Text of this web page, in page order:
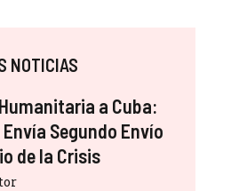
NOTICIAS
a Cuba:
Segundo Envío
de la Crisis